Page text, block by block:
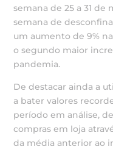
semana de 25 a 31
semana de
um aumento de 9%
o segundo maior
pandemia.
De destacar ainda a
a bater valores
período em análise,
compras em loja
da média anterior ao